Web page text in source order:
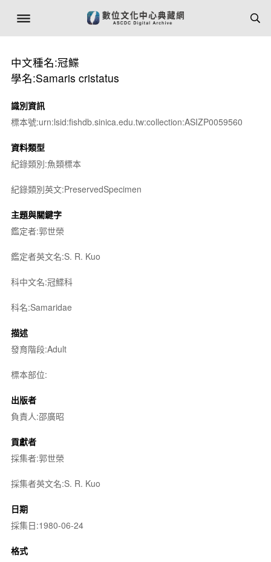
中文種名:冠鰈
學名:Samaris cristatus
識別資訊
標本號:urn:lsid:fishdb.sinica.edu.tw:collection:ASIZP0059560
資料類型
紀錄類別:魚類標本
紀錄類別英文:PreservedSpecimen
主題與關鍵字
鑑定者:郭世榮
鑑定者英文名:S. R. Kuo
科中文名:冠鰈科
科名:Samaridae
描述
發育階段:Adult
標本部位:
出版者
負責人:邵廣昭
貢獻者
採集者:郭世榮
採集者英文名:S. R. Kuo
日期
採集日:1980-06-24
格式